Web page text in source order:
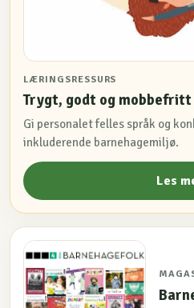
LÆRINGSRESSURS
Trygt, godt og mobbefritt
Gi personalet felles språk og
inkluderende barnehagemiljø.
Les